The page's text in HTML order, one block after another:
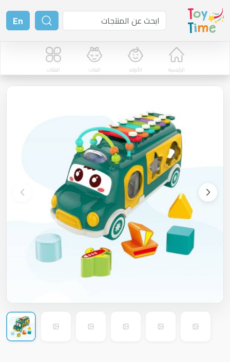
En
الرئيسية الأولاد البنات الفئات